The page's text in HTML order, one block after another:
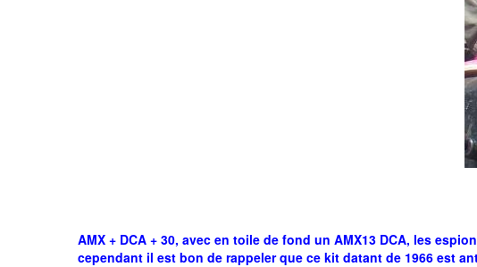
AMX + DCA + 30, avec en toile de fond un AMX13 DCA, les
cependant il est bon de rappeler que ce kit datant de 1966 est